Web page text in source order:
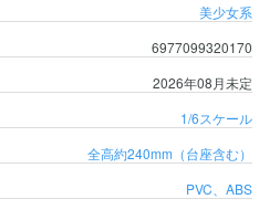
美少女系
6977099320170
2026年08月未定
1/6スケール
全高約240mm（台座含む）
PVC、ABS